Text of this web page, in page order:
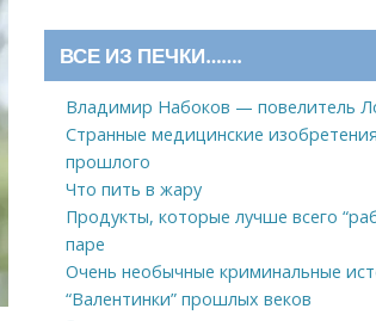
ВСЕ ИЗ ПЕЧКИ…….
Владимир Набоков — повелитель
Странные медицинские
прошлого
Что пить в жару
Продукты, которые лучше всего
паре
Очень необычные криминальные
“Валентинки” прошлых веков